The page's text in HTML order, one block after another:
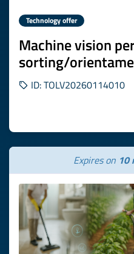
Technology offer
Machine vision
sorting/
ID: TOLV20260114010
Expires on 10